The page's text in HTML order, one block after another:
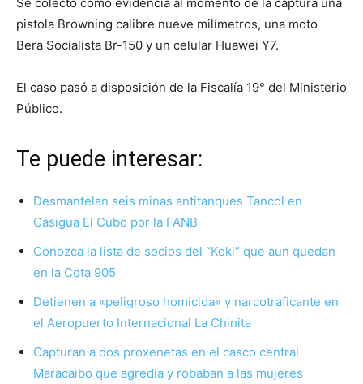
pistola Browning calibre nueve milímetros, una moto
Bera Socialista Br-150 y un celular Huawei Y7.
El caso pasó a disposición de la Fiscalía 19° del Ministerio
Público.
Te puede interesar:
Desmantelan seis minas antitanques Tancol en
Casigua El Cubo por la FANB
Conozca la lista de socios del “Koki” que aun quedan
en la Cota 905
Detienen a «peligroso homicida» y narcotraficante en
el Aeropuerto Internacional La Chinita
Capturan a dos proxenetas en el casco central
Maracaibo que agredía y robaban a las mujeres